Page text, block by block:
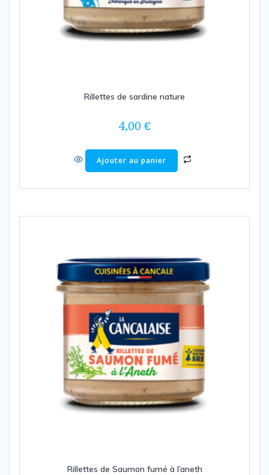
Rillettes de sardine nature
4,00 €
Ajouter au panier
Rillettes de Saumon fumé à l’aneth